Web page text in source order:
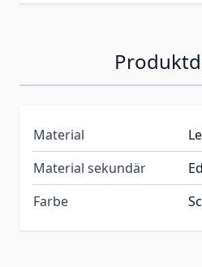
Material
Material sekundär
Farbe